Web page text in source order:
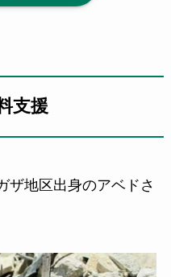
支援
ザ地区出身のアベドさ